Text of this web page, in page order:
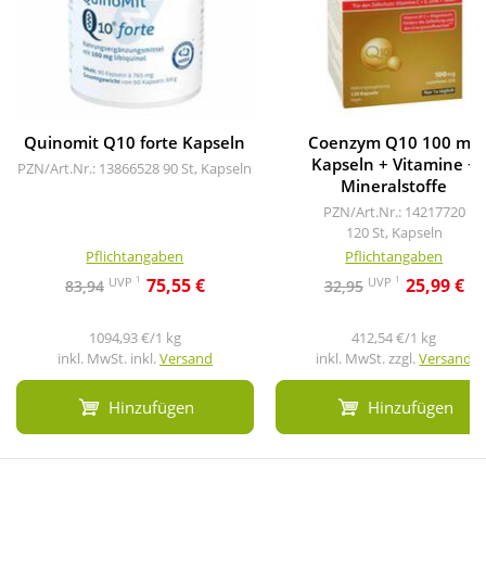
Quinomit Q10 forte Kapseln
PZN/Art.Nr.: 1386652890 St, Kapseln
Pflichtangaben
83,94 UVP 1 75,55 €
1094,93 €/1 kg
inkl. MwSt. inkl.Versand
Hinzufügen
Coenzym Q10 100 mg
Kapseln + Vitamine +
Mineralstoffe
PZN/Art.Nr.: 14217720
120 St, Kapseln
Pflichtangaben
32,95 UVP 1 25,99 €
412,54 €/1 kg
inkl. MwSt. zzgl.Versand
Hinzufügen